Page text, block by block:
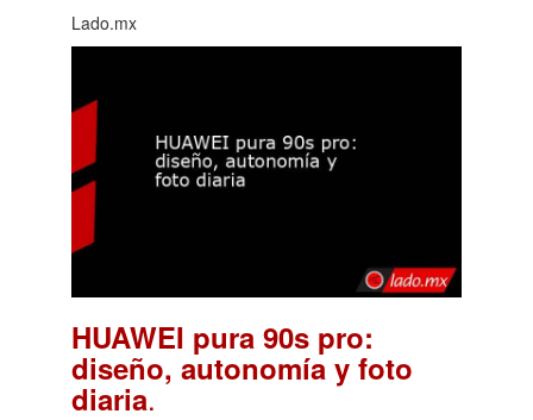
Lado.mx
HUAWEI pura 90s pro:
diseño, autonomía y foto
diaria.